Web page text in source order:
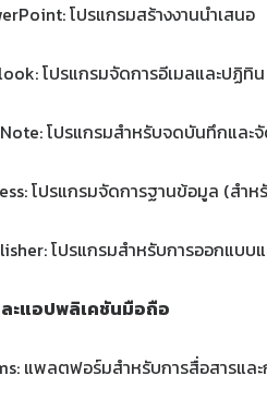
โปรแกรมสร้างงานนำเสนอ
โปรแกรมจัดการอีเมลและปฏิทิน
โปรแกรมสำหรับจดบันทึกและ
โปรแกรมจัดการฐานข้อมูล (สำห
โปรแกรมสำหรับการออกแบ
ะแอปพลิเคชันมือถือ
แพลตฟอร์มสำหรับการสื่อสารแล